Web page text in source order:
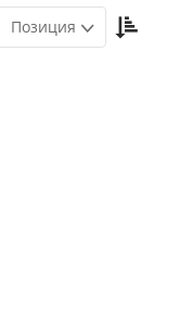
Позиция
Настрой